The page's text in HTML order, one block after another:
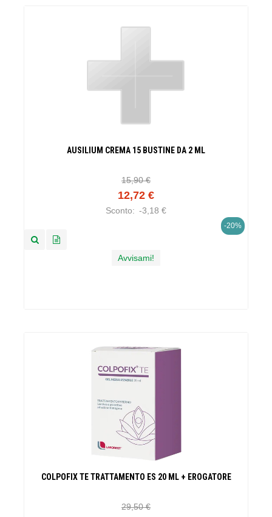
AUSILIUM CREMA 15 BUSTINE DA 2 ML
15,90 €
12,72 €
Sconto: -3,18 €
-20%
Avvisami!
COLPOFIX TE TRATTAMENTO ES 20 ML + EROGATORE
29,50 €